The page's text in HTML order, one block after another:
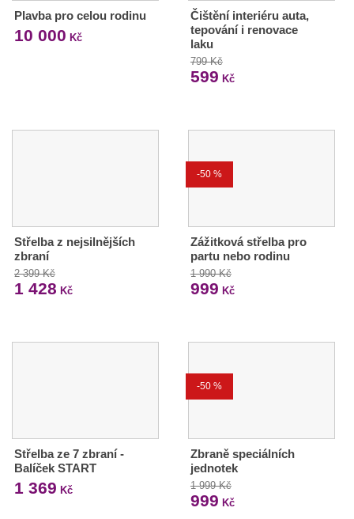
Plavba pro celou rodinu
10 000 Kč
Čištění interiéru auta,
tepování i renovace
laku
799 Kč
599 Kč
Střelba z nejsilnějších
zbraní
2 399 Kč
1 428 Kč
-50 %
Zážitková střelba pro
partu nebo rodinu
1 990 Kč
999 Kč
Střelba ze 7 zbraní -
Balíček START
1 369 Kč
-50 %
Zbraně speciálních
jednotek
1 999 Kč
999 Kč